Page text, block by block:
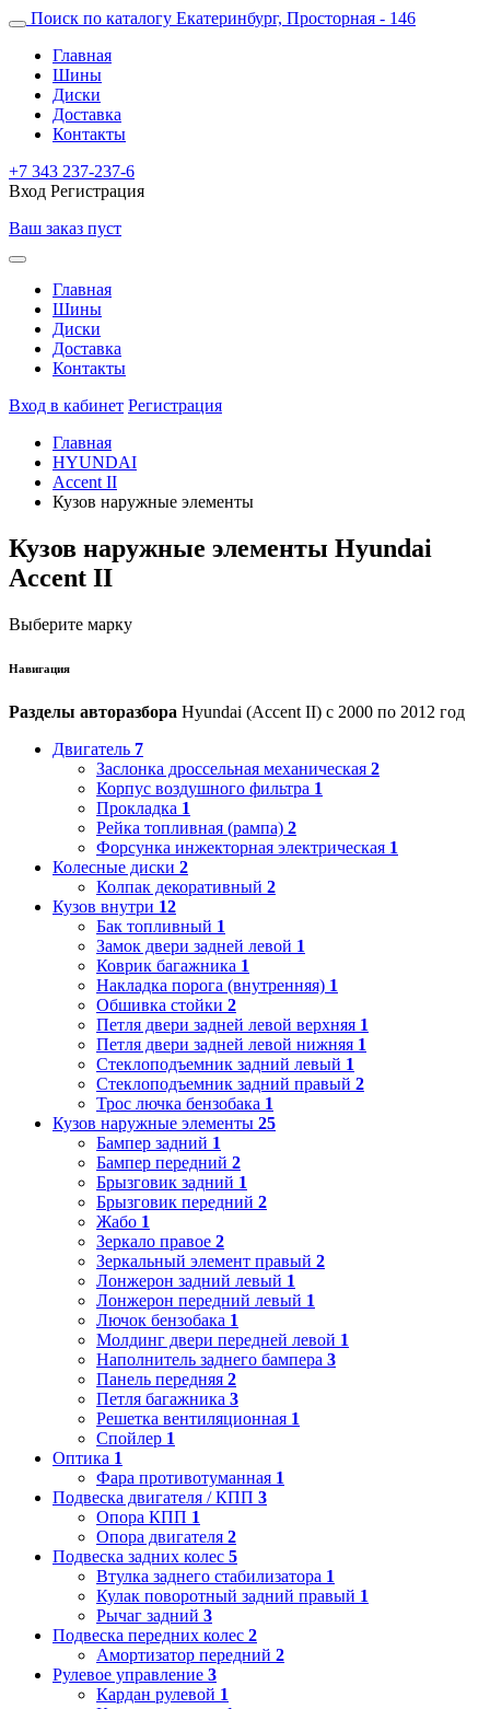
Поиск по каталогу Екатеринбург, Просторная - 146
Главная
Шины
Диски
Доставка
Контакты
+7 343 237-237-6
Вход Регистрация
Ваш заказ пуст
Главная
Шины
Диски
Доставка
Контакты
Вход в кабинет Регистрация
Главная
HYUNDAI
Accent II
Кузов наружные элементы
Кузов наружные элементы Hyundai
Accent II
Выберите марку
Навигация
Разделы авторазбора Hyundai (Accent II) с 2000 по 2012 год
Двигатель 7
Заслонка дроссельная механическая 2
Корпус воздушного фильтра 1
Прокладка 1
Рейка топливная (рампа) 2
Форсунка инжекторная электрическая 1
Колесные диски 2
Колпак декоративный 2
Кузов внутри 12
Бак топливный 1
Замок двери задней левой 1
Коврик багажника 1
Накладка порога (внутренняя) 1
Обшивка стойки 2
Петля двери задней левой верхняя 1
Петля двери задней левой нижняя 1
Стеклоподъемник задний левый 1
Стеклоподъемник задний правый 2
Трос лючка бензобака 1
Кузов наружные элементы 25
Бампер задний 1
Бампер передний 2
Брызговик задний 1
Брызговик передний 2
Жабо 1
Зеркало правое 2
Зеркальный элемент правый 2
Лонжерон задний левый 1
Лонжерон передний левый 1
Лючок бензобака 1
Молдинг двери передней левой 1
Наполнитель заднего бампера 3
Панель передняя 2
Петля багажника 3
Решетка вентиляционная 1
Спойлер 1
Оптика 1
Фара противотуманная 1
Подвеска двигателя / КПП 3
Опора КПП 1
Опора двигателя 2
Подвеска задних колес 5
Втулка заднего стабилизатора 1
Кулак поворотный задний правый 1
Рычаг задний 3
Подвеска передних колес 2
Амортизатор передний 2
Рулевое управление 3
Кардан рулевой 1